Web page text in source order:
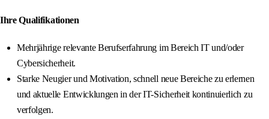
Ihre Qualifikationen
Mehrjährige relevante Berufserfahrung im Bereich IT und/oder
Cybersicherheit.
Starke Neugier und Motivation, schnell neue Bereiche zu erlernen
und aktuelle Entwicklungen in der IT-Sicherheit kontinuierlich zu
verfolgen.